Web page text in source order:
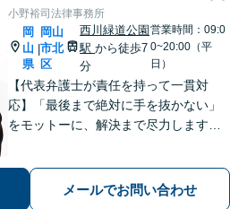
小野裕司法律事務所
岡
山
県
|
岡山
市北
区
西川緑道公園
駅から徒歩7
分
営業時間：09:0
0~20:00（平
日）
【代表弁護士が責任を持って一貫対
応】「最後まで絶対に手を抜かない」
をモットーに、解決まで尽力します
男女問題】講演・勉強会の講師実績あ
り【相続・遺言】士業からの相談実績
メールでお問い合わせ